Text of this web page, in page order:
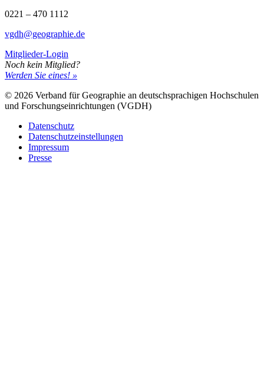
0221 – 470 1112
vgdh@geographie.de
Mitglieder-Login
Noch kein Mitglied?
Werden Sie eines! »
© 2026 Verband für Geographie an deutschsprachigen Hochschulen
und Forschungseinrichtungen (VGDH)
Datenschutz
Datenschutzeinstellungen
Impressum
Presse